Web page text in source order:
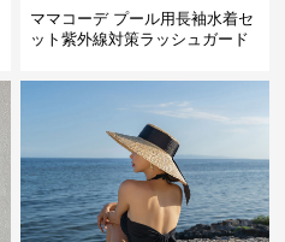
ママコーデ プール用長袖水着セ
ット紫外線対策ラッシュガード